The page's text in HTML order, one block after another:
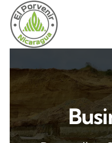
contenido